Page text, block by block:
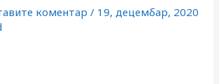
коментар / 19, децембар, 2020